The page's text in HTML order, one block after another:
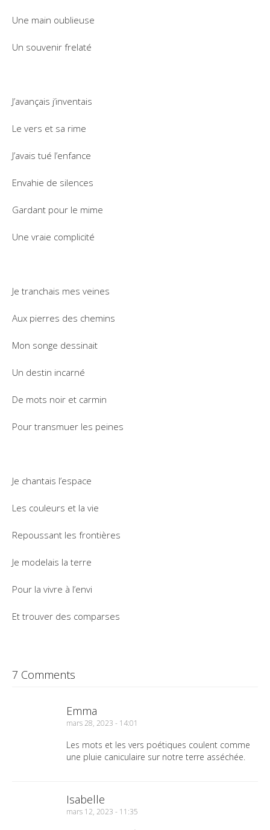
Une main oublieuse
Un souvenir frelaté
J’avançais j’inventais
Le vers et sa rime
J’avais tué l’enfance
Envahie de silences
Gardant pour le mime
Une vraie complicité
Je tranchais mes veines
Aux pierres des chemins
Mon songe dessinait
Un destin incarné
De mots noir et carmin
Pour transmuer les peines
Je chantais l’espace
Les couleurs et la vie
Repoussant les frontières
Je modelais la terre
Pour la vivre à l’envi
Et trouver des comparses
7 Comments
Emma
mars 28, 2023 - 14:01
Les mots et les vers poétiques coulent comme
une pluie caniculaire sur notre terre asséchée.
Isabelle
mars 12, 2023 - 11:35